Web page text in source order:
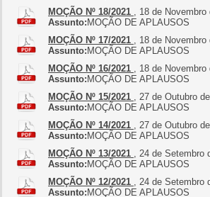
MOÇÃO Nº 18/2021 , 18 de Novembro
Assunto: MOÇÃO DE APLAUSOS
MOÇÃO Nº 17/2021 , 18 de Novembro
Assunto: MOÇÃO DE APLAUSOS
MOÇÃO Nº 16/2021 , 18 de Novembro
Assunto: MOÇÃO DE APLAUSOS
MOÇÃO Nº 15/2021 , 27 de Outubro
Assunto: MOÇÃO DE APLAUSOS
MOÇÃO Nº 14/2021 , 27 de Outubro
Assunto: MOÇÃO DE APLAUSOS
MOÇÃO Nº 13/2021 , 24 de Setembro
Assunto: MOÇÃO DE APLAUSOS
MOÇÃO Nº 12/2021 , 24 de Setembro
Assunto: MOÇÃO DE APLAUSOS